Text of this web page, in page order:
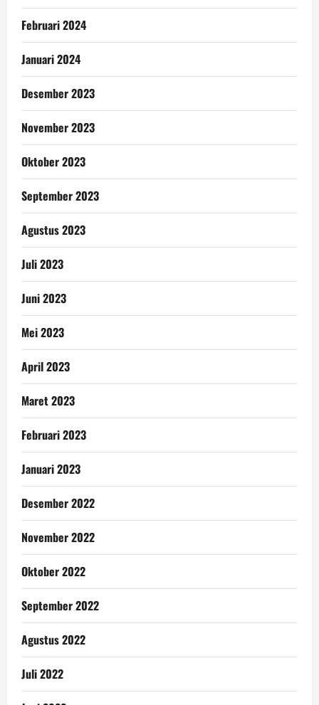
Februari 2024
Januari 2024
Desember 2023
November 2023
Oktober 2023
September 2023
Agustus 2023
Juli 2023
Juni 2023
Mei 2023
April 2023
Maret 2023
Februari 2023
Januari 2023
Desember 2022
November 2022
Oktober 2022
September 2022
Agustus 2022
Juli 2022